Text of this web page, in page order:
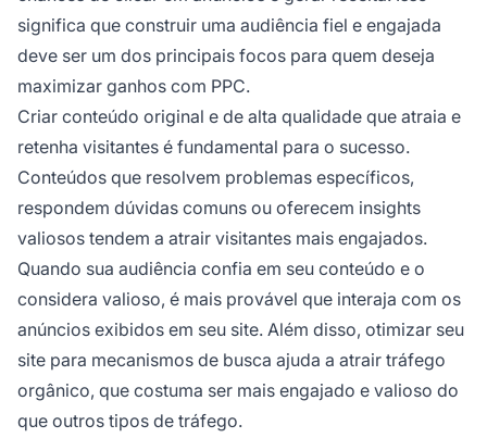
significa que construir uma audiência fiel e engajada
deve ser um dos principais focos para quem deseja
maximizar ganhos com PPC.
Criar conteúdo original e de alta qualidade que atraia e
retenha visitantes é fundamental para o sucesso.
Conteúdos que resolvem problemas específicos,
respondem dúvidas comuns ou oferecem insights
valiosos tendem a atrair visitantes mais engajados.
Quando sua audiência confia em seu conteúdo e o
considera valioso, é mais provável que interaja com os
anúncios exibidos em seu site. Além disso, otimizar seu
site para mecanismos de busca ajuda a atrair tráfego
orgânico, que costuma ser mais engajado e valioso do
que outros tipos de tráfego.